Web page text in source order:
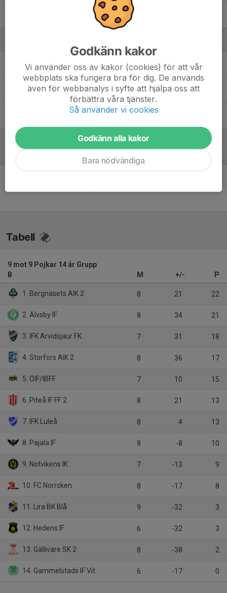
Anders BergvallTränare
Fredrik BerggrenLagledare
Lars FältmarkTränare
Tabell
9 mot 9 Pojkar 14 år Grupp
B
M +/- P
1. Bergnäsets AIK 2 8 21 22
2. Älvsby IF 8 34 21
3. IFK Arvidsjaur FK 7 31 18
4. Storfors AIK 2 8 36 17
5. ÖIF/IBFF 7 10 15
6. Piteå IF FF 2 8 21 13
7. IFK Luleå 8 4 13
8. Pajala IF 8 -8 10
9. Notvikens IK 7 -13 9
10. FC Norrsken 8 -17 8
11. Lira BK Blå 9 -32 3
12. Hedens IF 6 -32 3
13. Gällivare SK 2 8 -38 2
14. Gammelstads IF Vit 6 -17 0
Godkänn kakor
Vi använder oss av kakor (cookies) för att vår
webbplats ska fungera bra för dig. De används
även för webbanalys i syfte att hjälpa oss att
förbättra våra tjänster.
Så använder vi cookies
Godkänn alla kakor
Bara nödvändiga